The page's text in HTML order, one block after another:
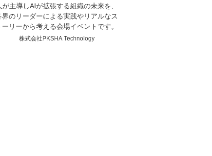
が主導しAIが拡張する組織の未来を、
界のリーダーによる実践やリアルなス
ーリーから考える会場イベントです。
株式会社PKSHA Technology